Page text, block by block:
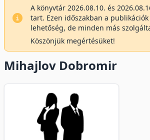
A könyvtár 2026.08.10. és
tart. Ezen időszakban a
lehetőség, de minden más
Köszönjük megértésüket!
Mihajlov Dobromir